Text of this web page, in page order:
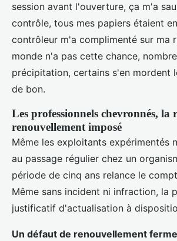
session avant l'ouverture, ça m'a
contrôle, tous mes papiers étaient
contrôleur m'a complimenté sur ma
monde n'a pas cette chance,
précipitation, certains s'en mordent
de bon.
Les professionnels chevronnés, la
renouvellement imposé
Même les exploitants expérimentés
au passage régulier chez un
période de cinq ans relance le
Même sans incident ni infraction, la
justificatif d'actualisation à
Un défaut de renouvellement